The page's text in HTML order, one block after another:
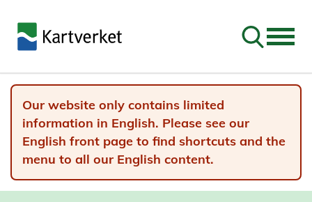
Go to
Our website only contains limited
information in English. Please see our
English front page to find shortcuts and the
menu to all our English content.